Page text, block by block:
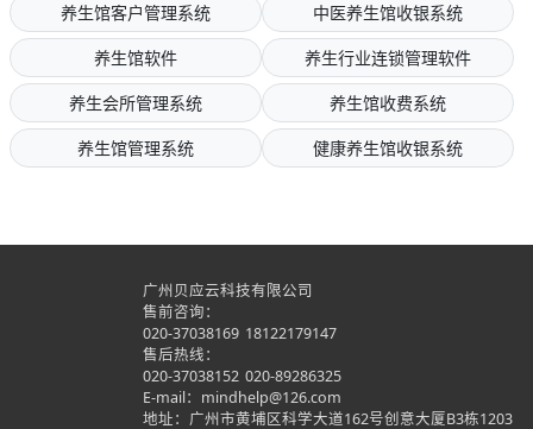
养生馆客户管理系统
中医养生馆收银系统
养生馆软件
养生行业连锁管理软件
养生会所管理系统
养生馆收费系统
养生馆管理系统
健康养生馆收银系统
广州贝应云科技有限公司
售前咨询：
020-37038169 18122179147
售后热线：
020-37038152 020-89286325
E-mail：mindhelp@126.com
地址：广州市黄埔区科学大道162号创意大厦B3栋1203